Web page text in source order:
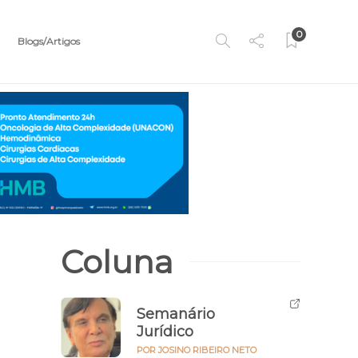
Blogs/Artigos
0
Coluna
Semanário
Jurídico
POR JOSINO RIBEIRO NETO